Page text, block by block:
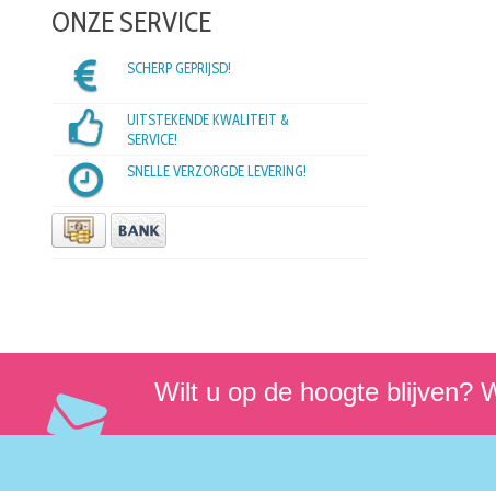
ONZE SERVICE
SCHERP GEPRIJSD!
UITSTEKENDE KWALITEIT &
SERVICE!
SNELLE VERZORGDE LEVERING!
Wilt u op de hoogte blijven?